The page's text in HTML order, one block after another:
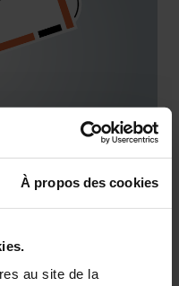
À propos des cookies
au site de la
scratch or buying an
get guided by the